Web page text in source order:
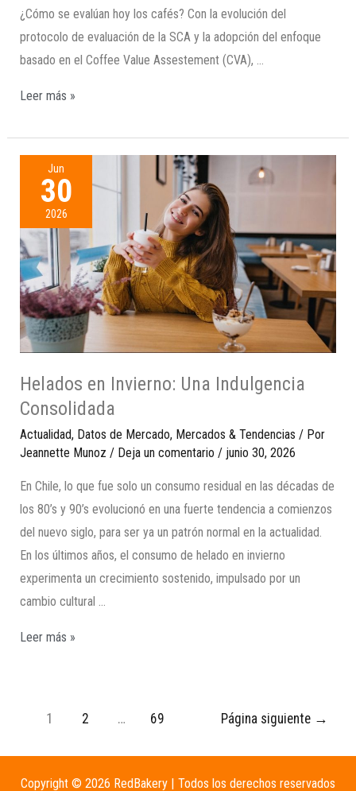
¿Cómo se evalúan hoy los cafés? Con la evolución del
protocolo de evaluación de la SCA y la adopción del enfoque
basado en el Coffee Value Assestement (CVA), …
Leer más »
Jun
30
2026
Helados en Invierno: Una Indulgencia
Consolidada
Actualidad, Datos de Mercado, Mercados & Tendencias / Por
Jeannette Munoz / Deja un comentario / junio 30, 2026
En Chile, lo que fue solo un consumo residual en las décadas de
los 80’s y 90’s evolucionó en una fuerte tendencia a comienzos
del nuevo siglo, para ser ya un patrón normal en la actualidad.
En los últimos años, el consumo de helado en invierno
experimenta un crecimiento sostenido, impulsado por un
cambio cultural …
Leer más »
1 2 … 69 Página siguiente →
Copyright © 2026 RedBakery | Todos los derechos reservados